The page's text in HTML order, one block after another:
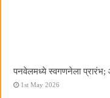
पनवेलमध्ये स्वगणनेला प्रारंभ;
1st May 2026